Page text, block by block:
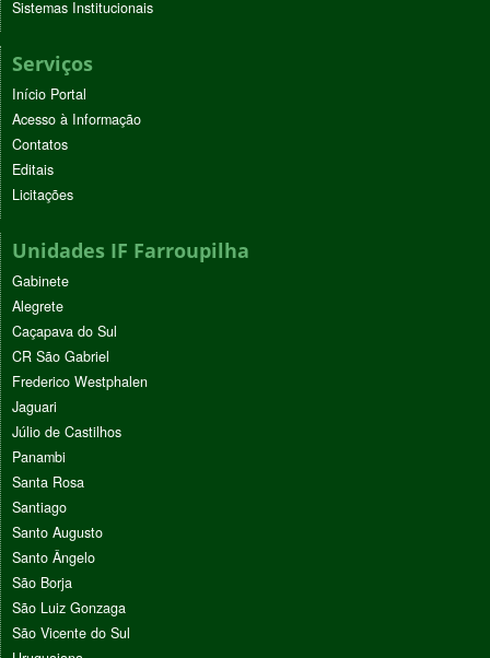
Sistemas Institucionais
Serviços
Início Portal
Acesso à Informação
Contatos
Editais
Licitações
Unidades IF Farroupilha
Gabinete
Alegrete
Caçapava do Sul
CR São Gabriel
Frederico Westphalen
Jaguari
Júlio de Castilhos
Panambi
Santa Rosa
Santiago
Santo Augusto
Santo Ângelo
São Borja
São Luiz Gonzaga
São Vicente do Sul